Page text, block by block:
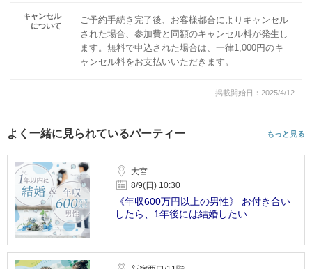
キャンセル
について
ご予約手続き完了後、お客様都合によりキャンセル
された場合、参加費と同額のキャンセル料が発生し
ます。無料で申込された場合は、一律1,000円のキ
ャンセル料をお支払いいただきます。
掲載開始日：2025/4/12
よく一緒に見られているパーティー もっと見る
大宮
8/9(日) 10:30
《年収600万円以上の男性》 お付き合い
したら、1年後には結婚したい